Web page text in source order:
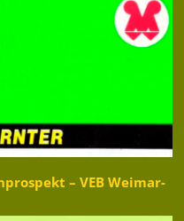
– VEB Weimar-